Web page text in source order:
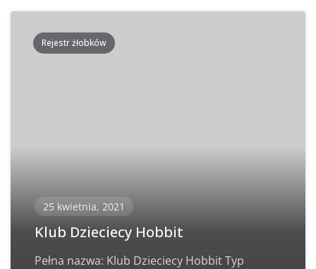
Rejestr żłobków
25 kwietnia, 2021
Klub Dzieciecy Hobbit
Pełna nazwa: Klub Dzieciecy Hobbit Typ